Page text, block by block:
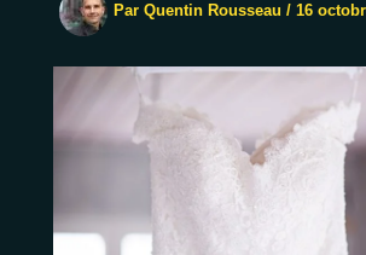
Par Quentin Rousseau / 16